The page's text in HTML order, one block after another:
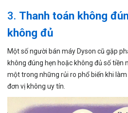
3. Thanh toán không
không đủ
Một số người bán máy Dyson cũ gặp
không đúng hẹn hoặc không đủ số tiền
một trong những rủi ro phổ biến khi
đơn vị không uy tín.